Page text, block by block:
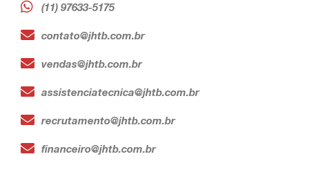
(11) 97633-5175
contato@jhtb.com.br
vendas@jhtb.com.br
assistenciatecnica@jhtb.com.br
recrutamento@jhtb.com.br
financeiro@jhtb.com.br